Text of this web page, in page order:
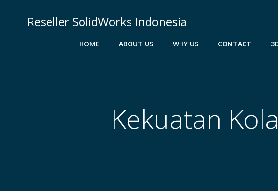
Reseller SolidWorks Indonesia
HOME ABOUT US WHY US CONTACT
Kekuatan